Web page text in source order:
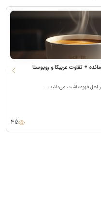
+ تفاوت عربیکا و روبوستا
اهل قهوه باشید، می‌دانید...
45